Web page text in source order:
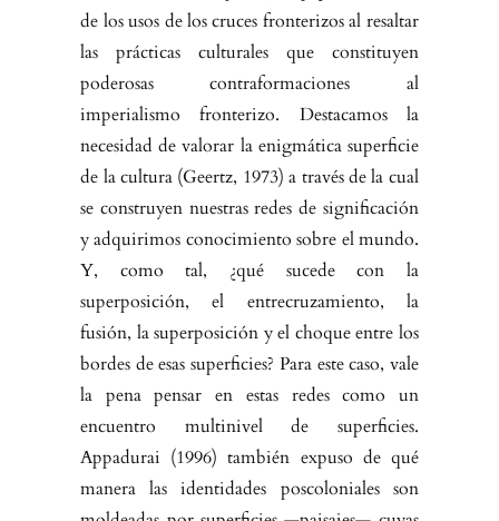
de los usos de los cruces fronteri­zos al resaltar
las prácticas culturales que constituyen
poderosas contrafor­maciones al
imperialismo fronterizo. Destacamos la
necesidad de valorar la enigmática superficie
de la cultura (Geertz, 1973) a través de la cual
se cons­truyen nuestras redes de significación
y adquirimos conocimiento sobre el mundo.
Y, como tal, ¿qué sucede con la
superposición, el entrecruzamiento, la
fusión, la superposición y el choque entre los
bordes de esas superficies? Para este caso, vale
la pena pensar en estas redes como un
encuentro mul­tinivel de superficies.
Appadurai (1996) también expuso de qué
manera las identidades poscoloniales son